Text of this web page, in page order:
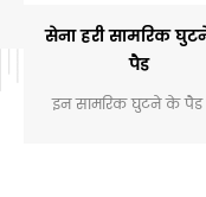
सेना हरी सामरिक
पैड
इन सामरिक घुटने के पैड